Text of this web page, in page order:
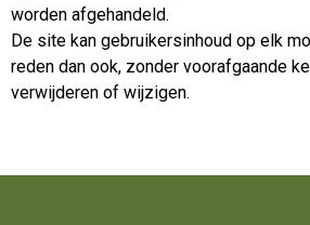
worden afgehandeld.
De site kan gebruikersinhoud op elk
reden dan ook, zonder voorafgaande
verwijderen of wijzigen.